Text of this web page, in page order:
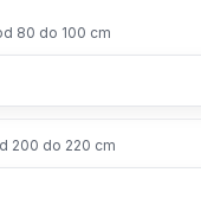
80 do 100 cm
200 do 220 cm